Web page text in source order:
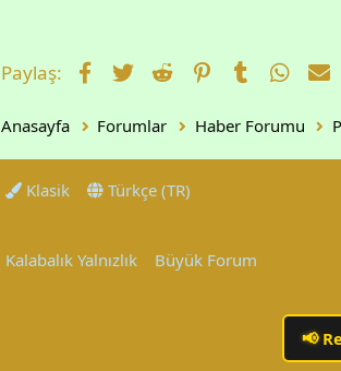
Paylaş: Facebook
TwitterReddit PinterestTumblr
Anasayfa Forumlar Haber Forumu
Klasik Türkçe (TR)
Kalabalık Yalnızlık Büyük Forum
📢